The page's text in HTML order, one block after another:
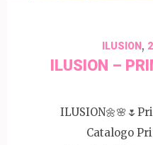
ILUSION ,
ILUSION –
Catalogo